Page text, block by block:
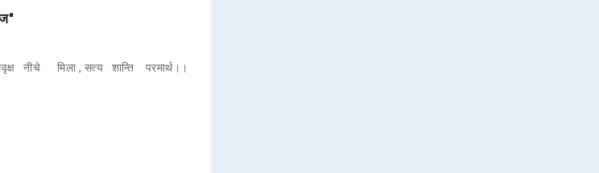
नीचे मिला , सत्य शान्ति परमार्थ।।